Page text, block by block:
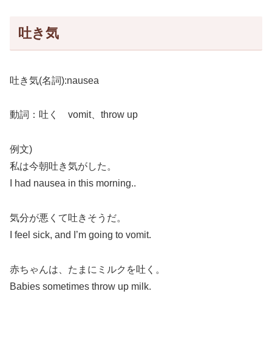
吐き気
吐き気(名詞):nausea
動詞：吐く vomit、throw up
例文)
私は今朝吐き気がした。
I had nausea in this morning..
気分が悪くて吐きそうだ。
I feel sick, and I’m going to vomit.
赤ちゃんは、たまにミルクを吐く。
Babies sometimes throw up milk.